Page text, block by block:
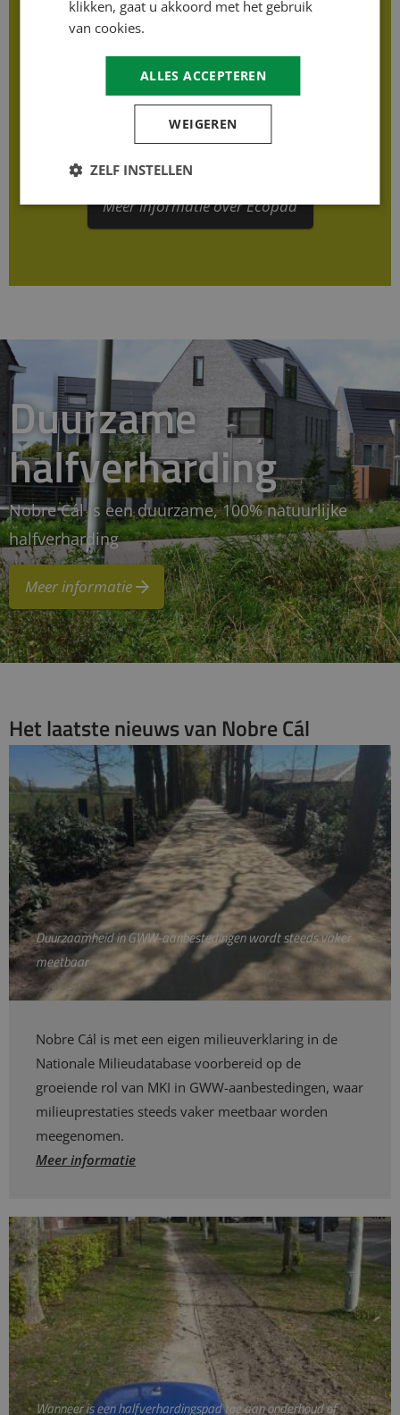
uiteenlopende toepassingen in de openbare,
verwerkbaarheid is Ecopad een praktisch alternatief
betaalbare halfverharding gewenst is.
Meer informatie over Ecopad
Duurzame
halfverharding
Nobre Cál is een duurzame, 100% natuurlijke
halfverharding
Meer informatie
Het laatste nieuws van Nobre Cál
Duurzaamheid in GWW-aanbestedingen wordt steeds vaker
meetbaar
Nobre Cál is met een eigen milieuverklaring in de
Nationale Milieudatabase voorbereid op de
groeiende rol van MKI in GWW-aanbestedingen, waar
milieuprestaties steeds vaker meetbaar worden
meegenomen.
Meer informatie
Wanneer is een halfverhardingspad toe aan onderhoud of
klikken, gaat u akkoord met het gebruik
van cookies.
ALLES ACCEPTEREN
WEIGEREN
ZELF INSTELLEN